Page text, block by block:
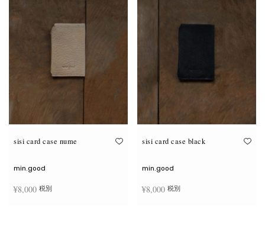
sisi card case nume
min.good
¥8,000 税別
sisi card case black
min.good
¥8,000 税別